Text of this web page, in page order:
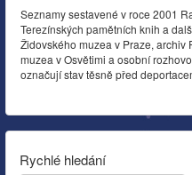
Seznamy sestavené v roce 2001
Terezínských pamětních knih a
Židovského muzea v Praze, archiv
muzea v Osvětimi a osobní
označují stav těsně před
Rychlé hledání